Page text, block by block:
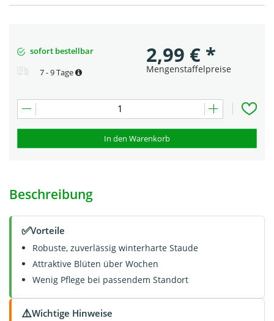
sofort bestellbar
7 - 9 Tage
2,99 € *
Mengenstaffelpreise
In den Warenkorb
Beschreibung
✅Vorteile
Robuste, zuverlässig winterharte Staude
Attraktive Blüten über Wochen
Wenig Pflege bei passendem Standort
⚠️Wichtige Hinweise